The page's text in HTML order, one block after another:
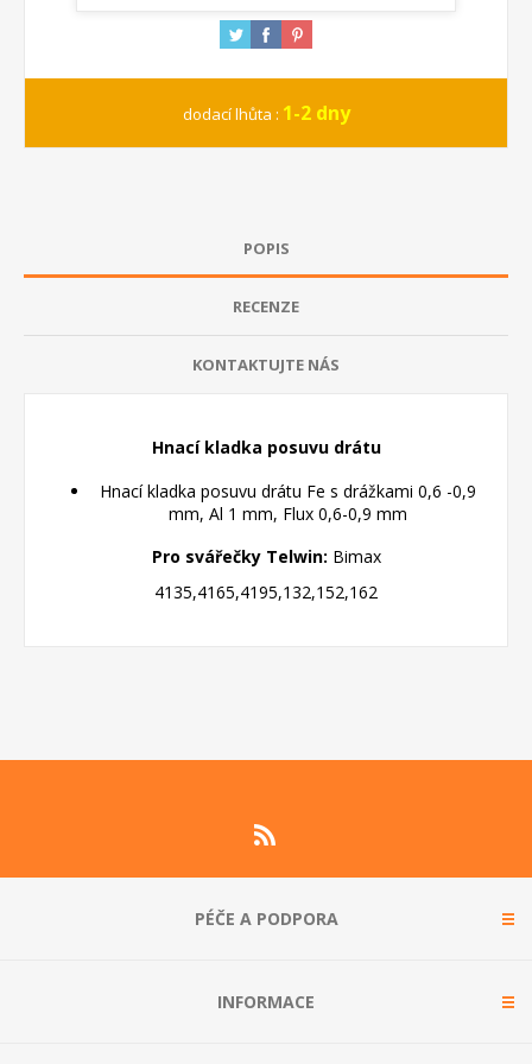
dodací lhůta : 1-2 dny
POPIS
RECENZE
KONTAKTUJTE NÁS
Hnací kladka posuvu drátu
Hnací kladka posuvu drátu Fe s drážkami 0,6 -0,9
mm, Al 1 mm, Flux 0,6-0,9 mm
Pro svářečky Telwin: Bimax
4135,4165,4195,132,152,162
PÉČE A PODPORA
INFORMACE